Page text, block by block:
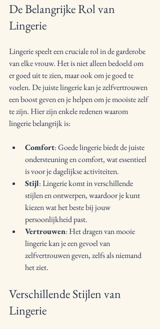
De Belangrijke Rol van
Lingerie
Lingerie speelt een cruciale rol in de garderobe
van elke vrouw. Het is niet alleen bedoeld om
er goed uit te zien, maar ook om je goed te
voelen. De juiste lingerie kan je zelfvertrouwen
een boost geven en je helpen om je mooiste zelf
te zijn. Hier zijn enkele redenen waarom
lingerie belangrijk is:
Comfort: Goede lingerie biedt de juiste
ondersteuning en comfort, wat essentieel
is voor je dagelijkse activiteiten.
Stijl: Lingerie komt in verschillende
stijlen en ontwerpen, waardoor je kunt
kiezen wat het beste bij jouw
persoonlijkheid past.
Vertrouwen: Het dragen van mooie
lingerie kan je een gevoel van
zelfvertrouwen geven, zelfs als niemand
het ziet.
Verschillende Stijlen van
Lingerie